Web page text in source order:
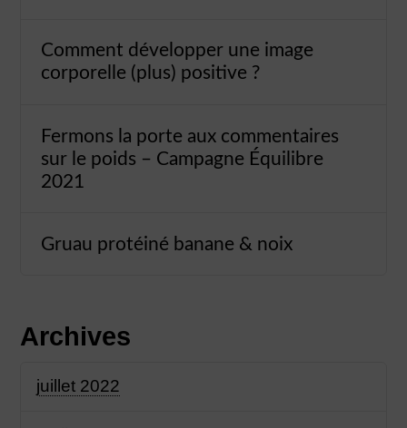
Comment développer une image
corporelle (plus) positive ?
Fermons la porte aux commentaires
sur le poids – Campagne Équilibre
2021
Gruau protéiné banane & noix
Archives
juillet 2022